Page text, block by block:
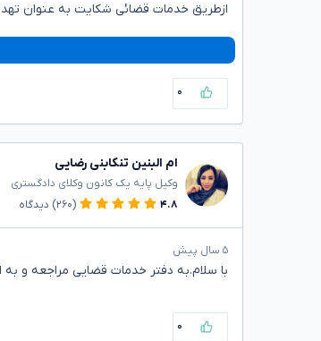
ازطریق خدمات قضائی شکایت به عنوان
۰
ام البنین تنکابنی رضایی
وکیل پایه یک کانون وکلای دادگستری
۴.۸
(۲۶۰) دیدگاه
۵ سال پیش
با سلام.به دفتر خدمات قضایی مراجعه و به
۰